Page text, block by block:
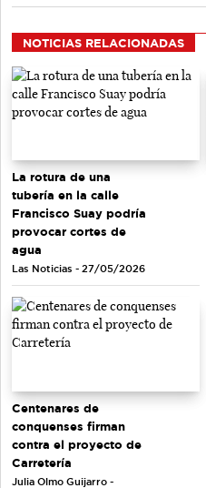
NOTICIAS RELACIONADAS
La rotura de una
tubería en la calle
Francisco Suay podría
provocar cortes de
agua
Las Noticias - 27/05/2026
Centenares de
conquenses firman
contra el proyecto de
Carretería
Julia Olmo Guijarro -